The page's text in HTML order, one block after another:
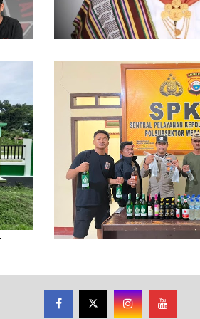
86 Kasus Kekerasan
Terjadi di Halmahera
Botol Miras Ilegal di